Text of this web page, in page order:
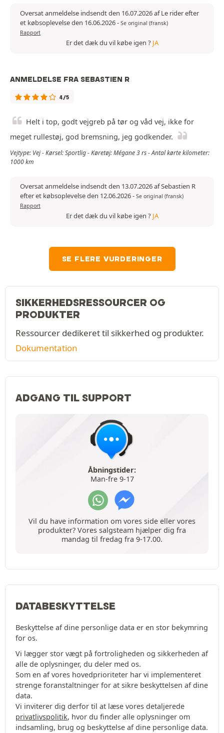
Oversat anmeldelse indsendt den 16.07.2026 af Le rider efter
et købsoplevelse den 16.06.2026- Se original (fransk)
Rapport
Er det dæk du vil købe igen ? JA
ANMELDELSE FRA SEBASTIEN R
4/5
Helt i top, godt vejgreb på tør og våd vej, ikke for
meget rullestøj, god bremsning, jeg godkender.
Vejtype: Vej - Kørsel: Sportlig - Køretøj: Mégane 3 rs - Antal kørte kilometer:
1000 km
Oversat anmeldelse indsendt den 13.07.2026 af Sebastien R
efter et købsoplevelse den 12.06.2026- Se original (fransk)
Rapport
Er det dæk du vil købe igen ? JA
SE FLERE VURDERINGER
SIKKERHEDSRESSOURCER OG
PRODUKTER
Ressourcer dedikeret til sikkerhed og produkter.
Dokumentation
ADGANG TIL SUPPORT
Åbningstider:
Man-fre 9-17
Vil du have information om vores side eller vores
produkter? Vores salgsteam hjælper dig fra
mandag til fredag fra 9-17.00.
DATABESKYTTELSE
Beskyttelse af dine personlige data er en stor bekymring
for os.
Vi lægger stor vægt på fortroligheden og sikkerheden af
alle de oplysninger, du deler med os.
Som en af vores hovedprioriteter har vi implementeret
strenge foranstaltninger for at sikre beskyttelsen af dine
data.
Vi inviterer dig derfor til at læse vores detaljerede
privatlivspolitik, hvor du finder alle oplysninger om
indsamling, brug og beskyttelse af dine personlige data.